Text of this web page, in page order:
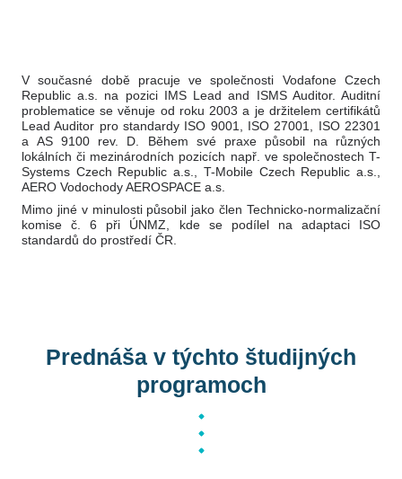
V současné době pracuje ve společnosti Vodafone Czech
Republic a.s. na pozici IMS Lead and ISMS Auditor. Auditní
problematice se věnuje od roku 2003 a je držitelem certifikátů
Lead Auditor pro standardy ISO 9001, ISO 27001, ISO 22301
a AS 9100 rev. D. Během své praxe působil na různých
lokálních či mezinárodních pozicích např. ve společnostech T-
Systems Czech Republic a.s., T-Mobile Czech Republic a.s.,
AERO Vodochody AEROSPACE a.s.
Mimo jiné v minulosti působil jako člen Technicko-normalizační
komise č. 6 při ÚNMZ, kde se podílel na adaptaci ISO
standardů do prostředí ČR.
Prednáša v týchto študijných
programoch